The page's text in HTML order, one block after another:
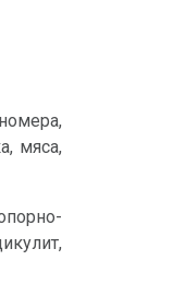
мяса,